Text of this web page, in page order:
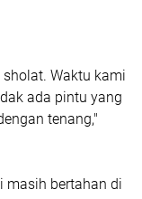
Waktu kami
ada pintu yang
tenang,"
masih bertahan di